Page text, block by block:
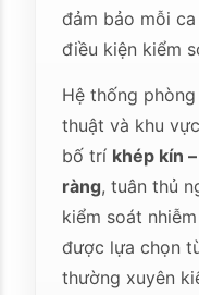
đảm bảo mỗi
điều kiện kiểm
Hệ thống
thuật và khu
bố trí khép kín
ràng, tuân thủ
kiểm soát
được lựa chọn
thường xuyên